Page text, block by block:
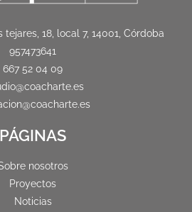
18, local 7, 14001, Córdoba
957473641
667 52 04 09
PÁGINAS
nosotros
Proyectos
Noticias